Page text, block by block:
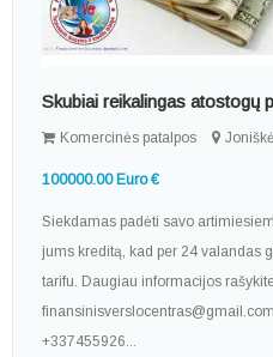
Skubiai reikalingas atostogų
Komercinės patalpos
100000.00 Euro €
Siekdamas padėti savo
jums kreditą, kad per 24 valandas
tarifu. Daugiau informacijos
+337455926...